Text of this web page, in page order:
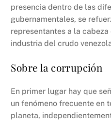
presencia dentro de las
gubernamentales, se
representantes a la
industria del crudo
Sobre la corrupción
En primer lugar hay que
un fenómeno frecuente en
planeta,